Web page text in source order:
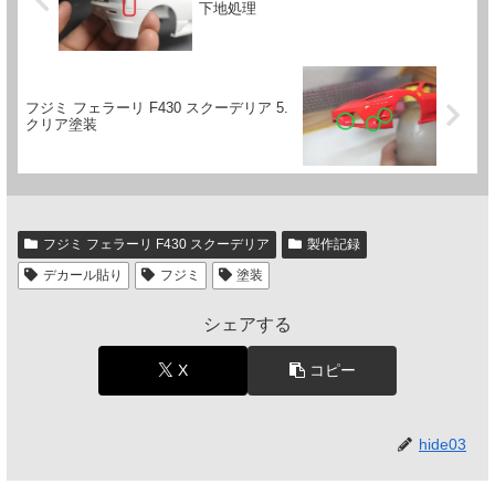
下地処理
フジミ フェラーリ F430 スクーデリア 5.
クリア塗装
フジミ フェラーリ F430 スクーデリア
製作記録
デカール貼り
フジミ 塗装
シェアする
X コピー
hide03